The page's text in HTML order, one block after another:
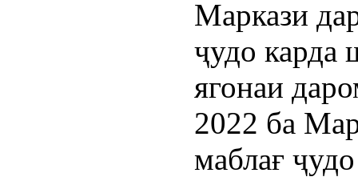
Маркази
ҷудо
ягонаи
2022 ба
маблағ